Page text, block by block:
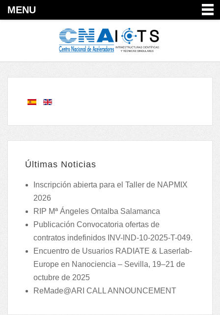
MENU
Últimas Noticias
Inscripción abierta para el Taller de NAPMIX
2026
RIP Mª Ángeles Ontalba Salamanca
Publicación Convocatoria ofertas de
contratos indefinidos INV-IND-10-2025-T-049.
Encuentro de Usuarios RADIATE & Laserlab-
Europe en Nanociencia – Sevilla, 19–21 de
octubre de 2025
ReMade@ARI CALL ANNOUNCEMENT